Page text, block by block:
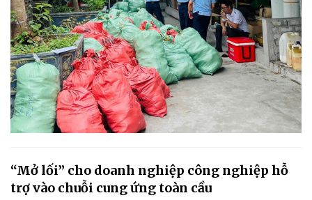
“Mở lối” cho doanh nghiệp công nghiệp hỗ
trợ vào chuỗi cung ứng toàn cầu